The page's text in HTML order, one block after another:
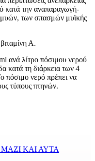
κατά την αναπαραγωγή-
των σπασμών μυϊκής
Α.
ανά λίτρο πόσιμου νερού
κατά τη διάρκεια των 4
πόσιμο νερό πρέπει να
τύπους πτηνών.
ΚΑΙ ΑΥΤΑ